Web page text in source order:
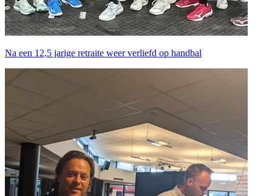
Na een 12,5 jarige retraite weer verliefd op handbal